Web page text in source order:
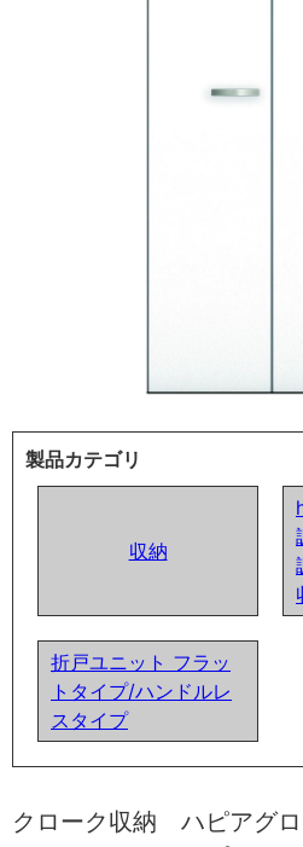
製品カテゴリ
収納
折戸ユニット フラッ
トタイプ/ハンドルレ
スタイプ
クローク収納 ハピアグ